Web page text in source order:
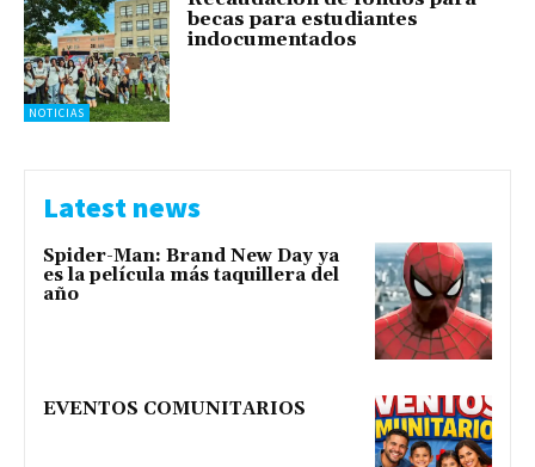
NOTICIAS
becas para estudiantes
indocumentados
Latest news
Spider-Man: Brand New Day ya
es la película más taquillera del
año
EVENTOS COMUNITARIOS